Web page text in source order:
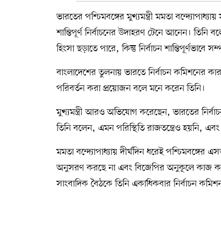
ভারতের পশ্চিমবঙ্গের মুখ্যমন্ত্রী মমতা
শান্তিপূর্ণ নির্বাচনের উদাহরণ টেনে আনেন।
হিংসা ছড়াতে পারে, কিন্তু নির্বাচন শান্তিপূর্ণভাবে
বাংলাদেশের তুলনায় ভারতে নির্বাচন কমিশনের
পরিবর্তন করা প্রয়োজন বলে মনে করেন তিনি।
মুখ্যমন্ত্রী আরও অভিযোগ করেছেন, ভারতের
তিনি বলেন, এমন পরিস্থিতি রাজতন্ত্রেও হয়নি,
মমতা বন্দ্যোপাধ্যায় দীর্ঘদিন ধরেই
অনুসরণ করছে না এবং বিজেপির অনুকূলে কাজ
সাংবাদিক বৈঠকে তিনি একাধিকবার নির্বাচন